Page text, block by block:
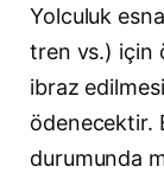
Yolculuk
tren vs.) için
ibraz
ödenecektir.
durumunda